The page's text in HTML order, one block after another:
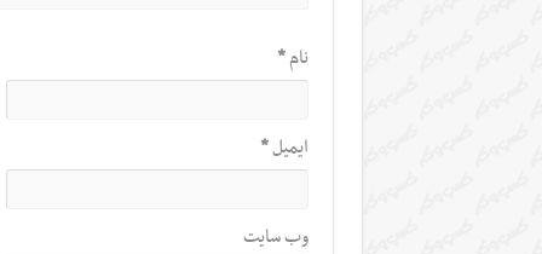
نام*
ایمیل*
وب‌ سایت